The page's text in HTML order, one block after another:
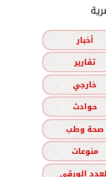
أخبار
تقارير
خارجي
حوادث
صحة وطب
منوعات
الورقي